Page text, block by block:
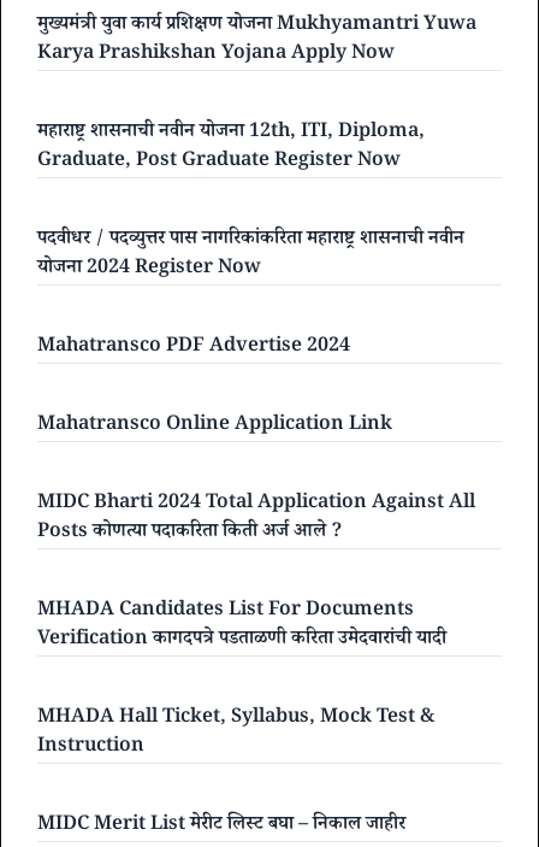
मुख्यमंत्री युवा कार्य प्रशिक्षण योजना Mukhyamantri Yuwa
Karya Prashikshan Yojana Apply Now
महाराष्ट्र शासनाची नवीन योजना 12th, ITI, Diploma,
Graduate, Post Graduate Register Now
पदवीधर / पदव्युत्तर पास नागरिकांकरिता महाराष्ट्र शासनाची नवीन
योजना 2024 Register Now
Mahatransco PDF Advertise 2024
Mahatransco Online Application Link
MIDC Bharti 2024 Total Application Against All
Posts कोणत्या पदाकरिता किती अर्ज आले ?
MHADA Candidates List For Documents
Verification कागदपत्रे पडताळणी करिता उमेदवारांची यादी
MHADA Hall Ticket, Syllabus, Mock Test &
Instruction
MIDC Merit List मेरीट लिस्ट बघा – निकाल जाहीर